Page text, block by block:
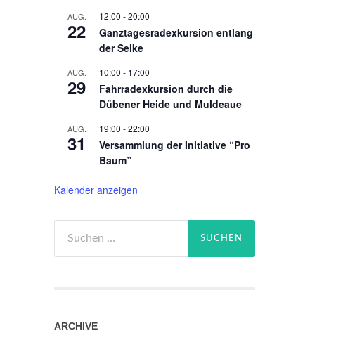
AUG.
22
12:00 -20:00
Ganztagesradexkursion entlang
der Selke
AUG.
29
10:00 - 17:00
Fahrradexkursion durch die
Dübener Heide und Muldeaue
AUG.
31
19:00 -22:00
Versammlung der Initiative “Pro
Baum”
Kalender anzeigen
nach:
ARCHIVE